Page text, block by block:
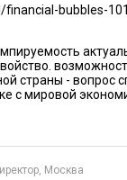
может
х годов ХХ
Обаме,
сектор
вынуждены
кризиса, и будет
или полной
bubbles-
страны - вопрос
с мировой
Москва